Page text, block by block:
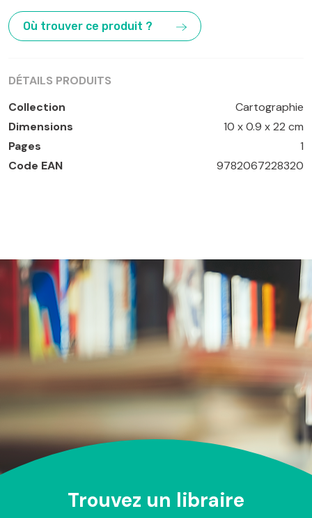
Où trouver ce produit ?
DÉTAILS PRODUITS
Collection
Cartographie
Dimensions
10 x 0.9 x 22 cm
Pages
1
Code EAN
9782067228320
Trouvez un libraire